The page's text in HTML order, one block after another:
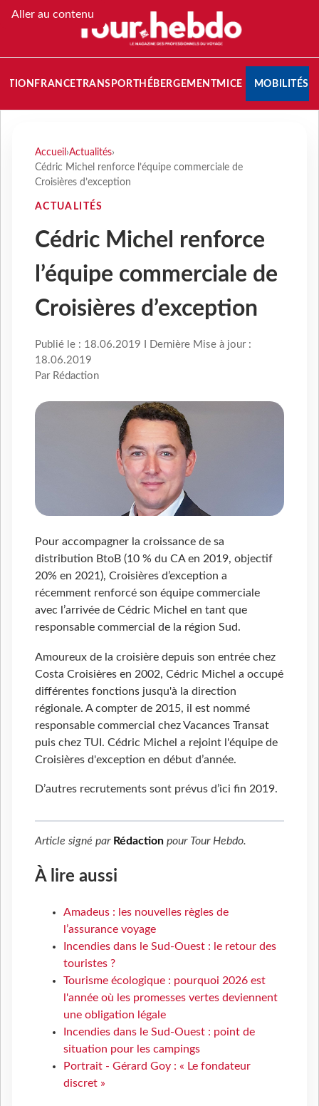
Aller au contenu
FRANCETRANSPORT HÉBERGEMENTMICE MOBILITÉS
Accueil ›Actualités›
Cédric Michel renforce l’équipe commerciale de
Croisières d’exception
ACTUALITÉS
Cédric Michel renforce
l’équipe commerciale de
Croisières d’exception
Publié le : 18.06.2019 I Dernière Mise à jour :
18.06.2019
Par Rédaction
Pour accompagner la croissance de sa
distribution BtoB (10 % du CA en 2019, objectif
20% en 2021), Croisières d’exception a
récemment renforcé son équipe commerciale
avec l’arrivée de Cédric Michel en tant que
responsable commercial de la région Sud.
Amoureux de la croisière depuis son entrée chez
Costa Croisières en 2002, Cédric Michel a occupé
différentes fonctions jusqu'à la direction
régionale. A compter de 2015, il est nommé
responsable commercial chez Vacances Transat
puis chez TUI. Cédric Michel a rejoint l'équipe de
Croisières d'exception en début d’année.
D’autres recrutements sont prévus d’ici fin 2019.
Article signé par Rédaction pour Tour Hebdo.
À lire aussi
Amadeus : les nouvelles règles de
l’assurance voyage
Incendies dans le Sud-Ouest : le retour des
touristes ?
Tourisme écologique : pourquoi 2026 est
l'année où les promesses vertes deviennent
une obligation légale
Incendies dans le Sud-Ouest : point de
situation pour les campings
Portrait - Gérard Goy : « Le fondateur
discret »